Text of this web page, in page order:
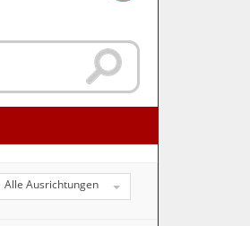
Alle Ausrichtungen